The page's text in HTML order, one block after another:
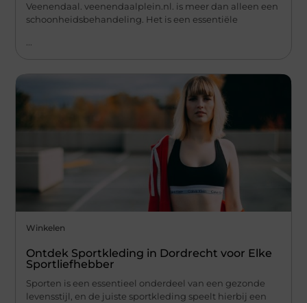
Veenendaal. veenendaalplein.nl. is meer dan alleen een
schoonheidsbehandeling. Het is een essentiële
...
Winkelen
Ontdek Sportkleding in Dordrecht voor Elke
Sportliefhebber
Sporten is een essentieel onderdeel van een gezonde
levensstijl, en de juiste sportkleding speelt hierbij een